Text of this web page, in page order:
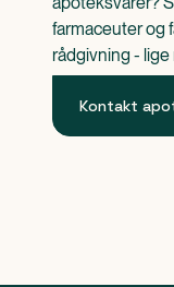
farmaceuter og
rådgivning -
Kontakt